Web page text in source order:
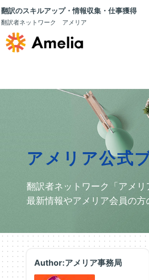
翻訳のスキルアップ・情報収集・仕事獲得
翻訳者ネットワーク アメリア
アメリア公式
翻訳者ネットワーク「アメリ
最新情報やアメリア会員の方
Author:アメリア事務局